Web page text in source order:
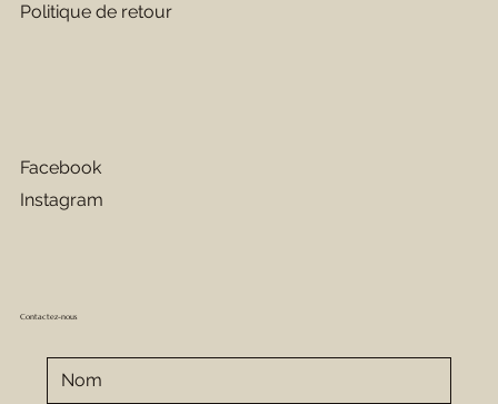
Politique de retour
Facebook
Instagram
Contactez-nous